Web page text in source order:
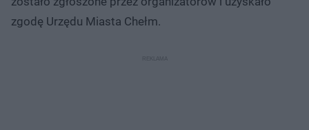
zgodę Urzędu Miasta Chełm.